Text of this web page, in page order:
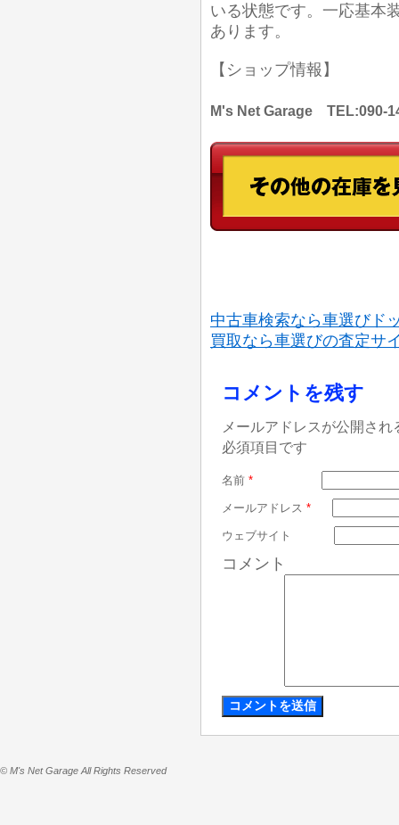
いる状態です。一応基本
あります。
【ショップ情報】
M's Net Garage TEL:090-
中古車検索なら車選びド
買取なら車選びの査定サ
コメントを残す
メールアドレスが公開さ
必須項目です
名前 *
メールアドレス *
ウェブサイト
コメント
© M's Net Garage All Rights Reserved